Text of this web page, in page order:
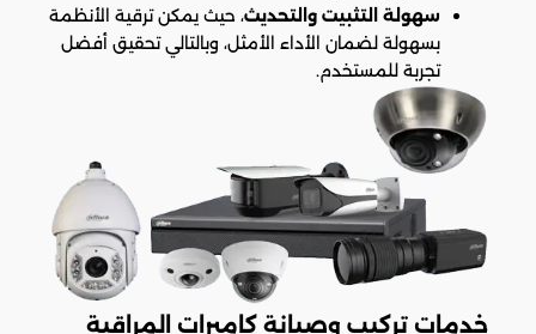
سهولة التثبيت والتحديث، حيث يمكن ترقية الأنظمة
بسهولة لضمان الأداء الأمثل، وبالتالي تحقيق أفضل
تجربة للمستخدم.
خدمات تركيب وصيانة كاميرات المراقبة